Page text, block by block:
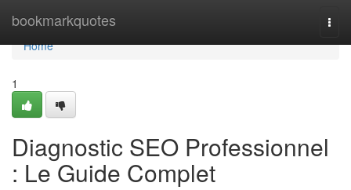
bookmarkquotes
Home
Home
1
Diagnostic SEO Professionnel
: Le Guide Complet